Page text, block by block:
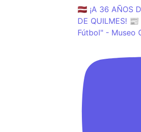
🇱🇻 ¡A 36 AÑOS
DE QUILMES!
Fútbol" - Museo